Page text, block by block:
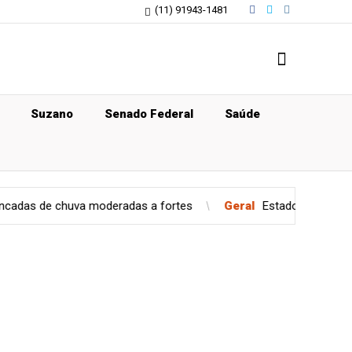
(11) 91943-1481
Suzano Senado Federal Saúde
a fortes Geral Estado de São Paulo confirma